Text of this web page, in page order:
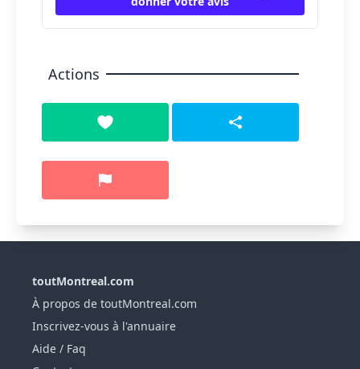
Actions
toutMontreal.com
À propos de toutMontreal.com
Inscrivez-vous à l'annuaire
Aide / Faq